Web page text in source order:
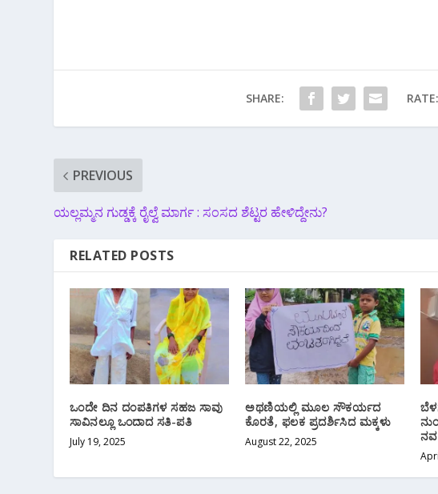
SHARE: RATE:
PREVIOUS
ಯಲ್ಲಮ್ಮನ ಗುಡ್ಡಕ್ಕೆ ರೈಲ್ವೆ ಮಾರ್ಗ : ಸಂಸದ ಶೆಟ್ಟರ ಹೇಳಿದ್ದೇನು?
RELATED POSTS
ಒಂದೇ ದಿನ ದಂಪತಿಗಳ ಸಹಜ ಸಾವು
ಸಾವಿನಲ್ಲೂ ಒಂದಾದ ಸತಿ-ಪತಿ
July 19, 2025
ಅಥಣಿಯಲ್ಲಿ ಮೂಲ ಸೌಕರ್ಯದ
ಕೊರತೆ, ಫಲಕ ಪ್ರದರ್ಶಿಸಿದ ಮಕ್ಕಳು
August 22, 2025